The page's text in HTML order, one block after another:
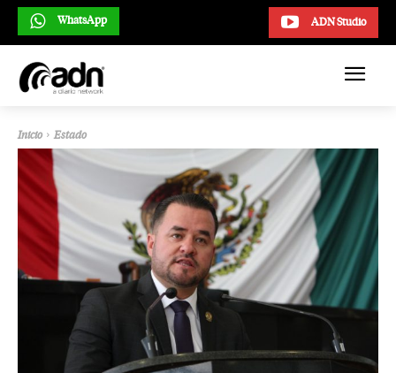
ADN Studio
WhatsApp
Inicio Estado